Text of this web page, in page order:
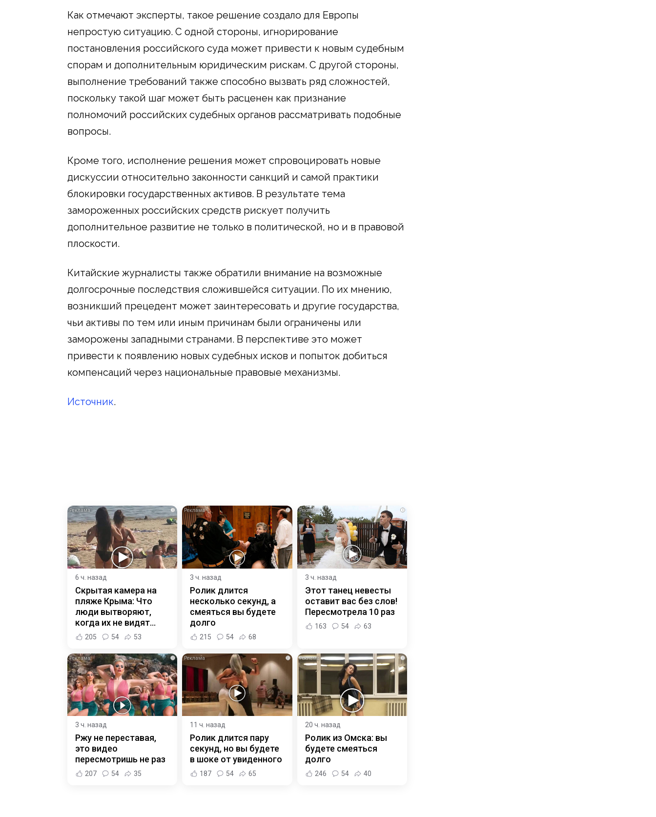
Как отмечают эксперты, такое решение создало для Европы
непростую ситуацию. С одной стороны, игнорирование
постановления российского суда может привести к новым судебным
спорам и дополнительным юридическим рискам. С другой стороны,
выполнение требований также способно вызвать ряд сложностей,
поскольку такой шаг может быть расценен как признание
полномочий российских судебных органов рассматривать подобные
вопросы.
Кроме того, исполнение решения может спровоцировать новые
дискуссии относительно законности санкций и самой практики
блокировки государственных активов. В результате тема
замороженных российских средств рискует получить
дополнительное развитие не только в политической, но и в правовой
плоскости.
Китайские журналисты также обратили внимание на возможные
долгосрочные последствия сложившейся ситуации. По их мнению,
возникший прецедент может заинтересовать и другие государства,
чьи активы по тем или иным причинам были ограничены или
заморожены западными странами. В перспективе это может
привести к появлению новых судебных исков и попыток добиться
компенсаций через национальные правовые механизмы.
Источник.
i
6 ч. назад
Скрытая камера на
пляже Крыма: Что
люди вытворяют,
когда их не видят...
205 54 53
i
3 ч. назад
Ролик длится
несколько секунд, а
смеяться вы будете
долго
215 54 68
i
3 ч. назад
Этот танец невесты
оставит вас без слов!
Пересмотрела 10 раз
163 54 63
i
3 ч. назад
Ржу не переставая,
это видео
пересмотришь не раз
207 54 35
i
11 ч. назад
Ролик длится пару
секунд, но вы будете
в шоке от увиденного
187 54 65
i
20 ч. назад
Ролик из Омска: вы
будете смеяться
долго
246 54 40